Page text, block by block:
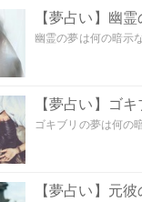
【夢占い】幽
幽霊の夢は何の暗示
【夢占い】ゴ
ゴキブリの夢は何の
【夢占い】元